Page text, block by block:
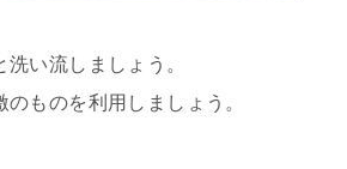
い流しましょう。
ものを利用しましょう。